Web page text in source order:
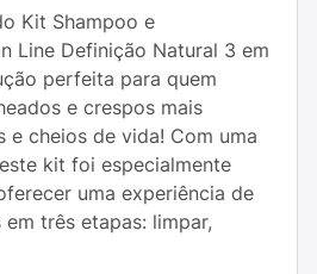
Kit Shampoo e
Line Definição Natural 3 em
perfeita para quem
e crespos mais
e cheios de vida! Com uma
kit foi especialmente
uma experiência de
três etapas: limpar,